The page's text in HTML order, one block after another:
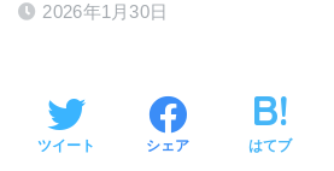
2026年1月30日
ツイート シェア はてブ